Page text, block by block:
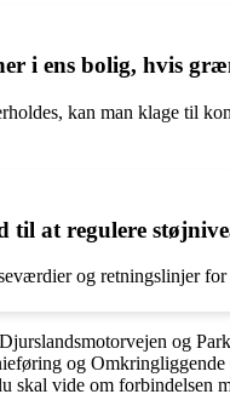
i ens bolig, hvis
kan man klage til
at regulere
og retningslinjer
Djurslandsmotorvejen og
og Omkringliggende
skal vide om forbindelsen